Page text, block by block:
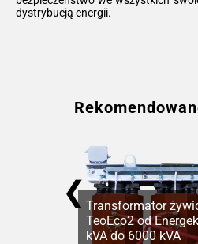
dystrybucją energii.
❮Transformator
TeoEco2 od
kVA do 6000 kVA